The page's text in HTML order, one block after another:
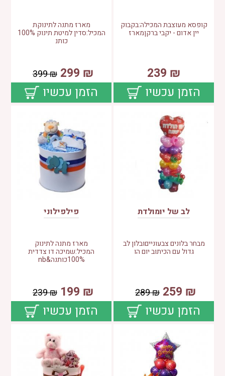
קופסא מעוצבת המכילה:בקבוק
יין אדום - יקבי ברקןמארז
₪
239
הזמן עכשיו
מארז מתנה לתינוקת
המכיל:סדין למיטת תינוק 100%
כותנ
₪
299
₪
399
הזמן עכשיו
לב של יומולדת
מבחר בלונים צבעונייםובלון לב
גדול עם הכיתוב יום הו
₪
259
₪
289
הזמן עכשיו
פילפילוני
מארז מתנה לתינוק
המכיל:שמיכה דו צדדית
100%כותנה&nb
₪
199
₪
239
הזמן עכשיו